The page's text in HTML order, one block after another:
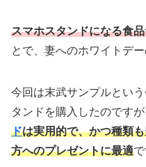
スマホスタンドになる食
とで、妻へのホワイトデ
今回は末武サンプルとい
タンドを購入したのですが
ドは実用的で、かつ種類
方へのプレゼントに最適で